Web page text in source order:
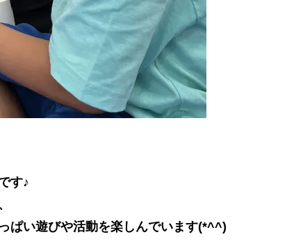
す♪
ぱい遊びや活動を楽しんでいます(*^^)